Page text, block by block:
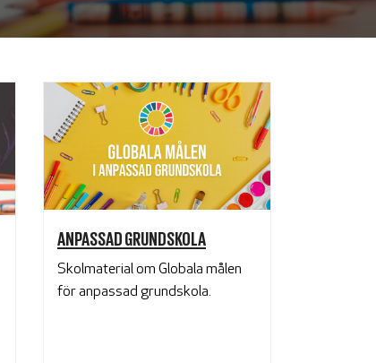
ANPASSAD GRUNDSKOLA
Skolmaterial om Globala målen
för anpassad grundskola.